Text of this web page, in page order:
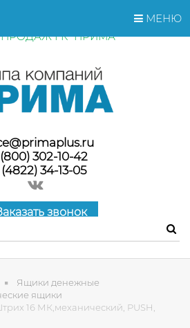
МЕНЮ
ЗАКАЗА, СТОИМОСТЬ И СРОКИ
УТОЧНЯЙТЕ У МЕНЕДЖЕРОВ
ГК "ПРИМА"
302-10-42
34-13-05
звонок
Ящики денежные
ящики
16 МК,механический, PUSH,